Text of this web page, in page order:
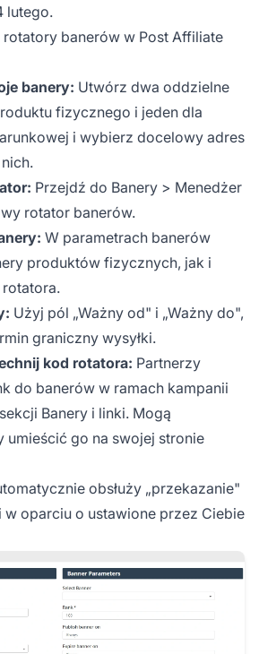
lutego.
banerów w Post Affiliate
banery: Utwórz dwa oddzielne
fizycznego i jeden dla
i wybierz docelowy adres
Przejdź do Banery > Menedżer
rotator banerów.
W parametrach banerów
produktów fizycznych, jak i
Użyj pól „Ważny od" i „Ważny do",
graniczny wysyłki.
kod rotatora: Partnerzy
do banerów w ramach kampanii
Banery i linki. Mogą
umieścić go na swojej stronie
obsłuży „przekazanie"
oparciu o ustawione przez Ciebie